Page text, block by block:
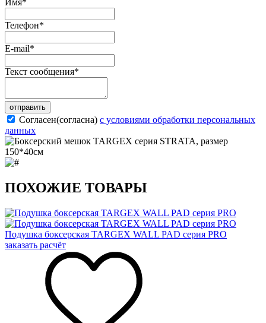
Имя*
Телефон*
E-mail*
Текст сообщения*
отправить
Согласен(согласна) с условиями обработки персональных
данных
ПОХОЖИЕ ТОВАРЫ
Подушка боксерская TARGEX WALL PAD серия PRO
заказать расчёт